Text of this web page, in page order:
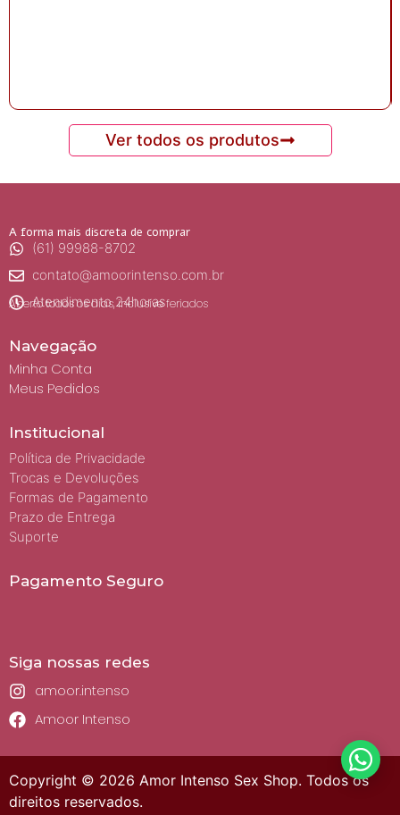
Ver todos os produtos
A forma mais discreta de comprar
(61) 99988-8702
contato@amoorintenso.com.br
Atendimento 24horas
Aberto todos os dias, inclusive feriados
Navegação
Minha Conta
Meus Pedidos
Institucional
Política de Privacidade
Trocas e Devoluções
Formas de Pagamento
Prazo de Entrega
Suporte
Pagamento Seguro
Siga nossas redes
amoor.intenso
Amoor Intenso
Copyright © 2026 Amor Intenso Sex Shop. Todos os
direitos reservados.